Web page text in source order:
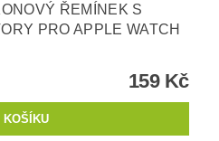
ŘEMÍNEK S
PRO APPLE WATCH
159 Kč